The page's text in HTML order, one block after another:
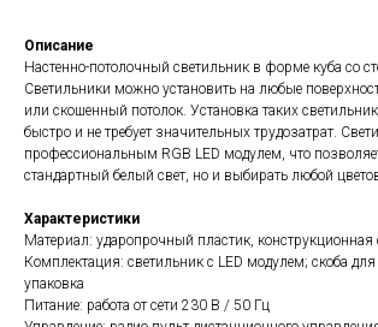
Описание
Настенно-потолочный светильник в форме куба со
Светильники можно установить на любые
или скошенный потолок. Установка таких
быстро и не требует значительных трудозатрат.
профессиональным RGB LED модулем, что
стандартный белый свет, но и выбирать любой
Характеристики
Материал: ударопрочный пластик, конструкционная
Комплектация: светильник с LED модулем; скоба
упаковка
Питание: работа от сети 230 В / 50 Гц